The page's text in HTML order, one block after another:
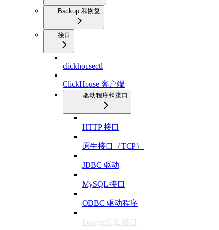
Backup 和恢复
接口
clickhousectl
ClickHouse 客户端
驱动程序和接口
HTTP 接口
原生接口（TCP）
JDBC 驱动
MySQL 接口
ODBC 驱动程序
PostgreSQL 接口